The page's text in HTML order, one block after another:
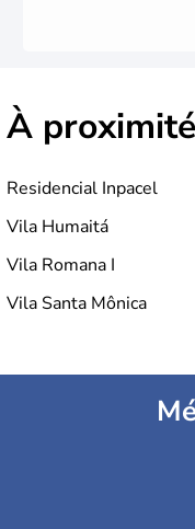
À
Residencial Inpacel
Vila Humaitá
Vila Romana I
Vila Santa Mônica